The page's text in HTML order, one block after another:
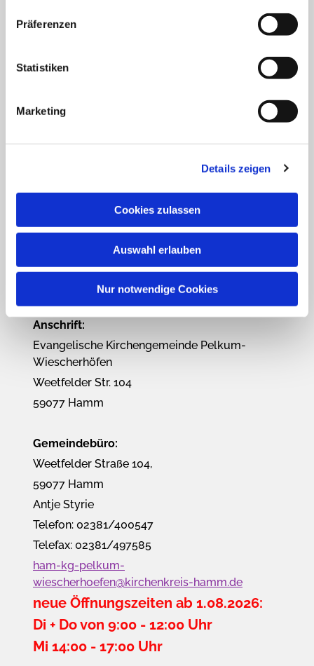
Präferenzen
Statistiken
Marketing
Details zeigen
Cookies zulassen
Auswahl erlauben
Nur notwendige Cookies
Informationen
Anschrift:
Evangelische Kirchengemeinde Pelkum-
Wiescherhöfen
Weetfelder Str. 104
59077 Hamm
Gemeindebüro:
Weetfelder Straße 104,
59077 Hamm
Antje Styrie
Telefon: 02381/400547
Telefax: 02381/497585
ham-kg-pelkum-
wiescherhoefen@kirchenkreis-hamm.de
neue Öffnungszeiten ab 1.08.2026:
Di + Do von 9:00 - 12:00 Uhr
Mi 14:00 - 17:00 Uhr